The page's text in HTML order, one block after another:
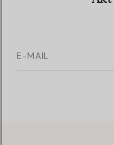
E-MAIL